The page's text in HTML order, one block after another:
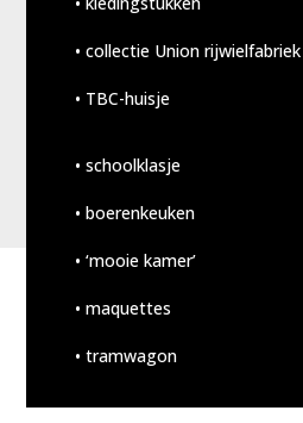
• collectie Union rijwielfabriek
• TBC-huisje
• schoolklasje
• boerenkeuken
• ‘mooie kamer’
• maquettes
• tramwagon